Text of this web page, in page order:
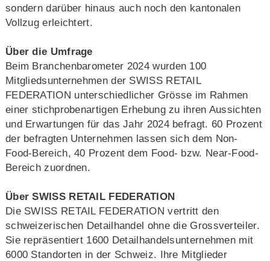
sondern darüber hinaus auch noch den kantonalen
Vollzug erleichtert.
Über die Umfrage
Beim Branchenbarometer 2024 wurden 100
Mitgliedsunternehmen der SWISS RETAIL
FEDERATION unterschiedlicher Grösse im Rahmen
einer stichprobenartigen Erhebung zu ihren Aussichten
und Erwartungen für das Jahr 2024 befragt. 60 Prozent
der befragten Unternehmen lassen sich dem Non-
Food-Bereich, 40 Prozent dem Food- bzw. Near-Food-
Bereich zuordnen.
Über SWISS RETAIL FEDERATION
Die SWISS RETAIL FEDERATION vertritt den
schweizerischen Detailhandel ohne die Grossverteiler.
Sie repräsentiert 1600 Detailhandelsunternehmen mit
6000 Standorten in der Schweiz. Ihre Mitglieder